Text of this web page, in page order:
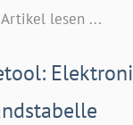
lesen ...